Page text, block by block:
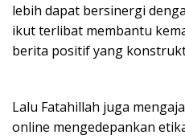
lebih dapat bersinergi
ikut terlibat membantu
berita positif yang
Lalu Fatahillah juga
online mengedepankan